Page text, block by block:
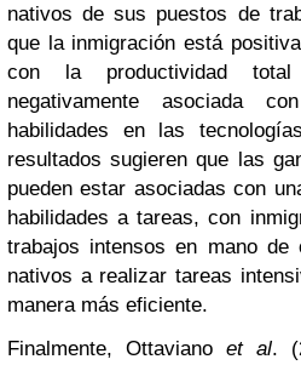
nativos de sus puestos de
que la inmigración está
con la productividad
negativamente asociada
habilidades en las
resultados sugieren que las
pueden estar asociadas con
habilidades a tareas, con
trabajos intensos en mano de
nativos a realizar tareas
manera más eficiente.
Finalmente, Ottaviano et al.